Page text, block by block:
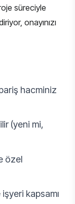
süreciyle
onayınızı
hacminiz
(yeni mi,
özel
kapsamı